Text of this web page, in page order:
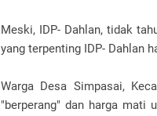
Meski, IDP- Dahlan, tidak
yang terpenting IDP- Dahlan
Warga Desa Simpasai,
"berperang" dan harga mati